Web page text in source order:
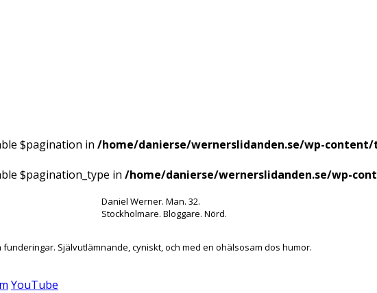
$pagination in /home/danierse/wernerslidanden.se/wp-
$pagination_type in /home/danierse/wernerslidanden.se/wp-
Daniel Werner. Man. 32.
Stockholmare. Bloggare. Nörd.
Självutlämnande, cyniskt, och med en ohälsosam dos humor.
YouTube